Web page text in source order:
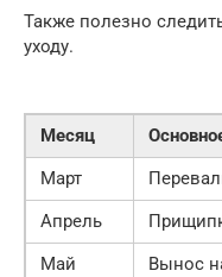
Также полезно
уходу.
Месяц
Март
Апрель
Май
Вынос